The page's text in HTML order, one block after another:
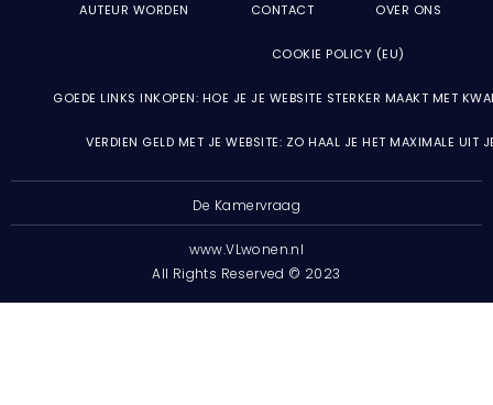
AUTEUR WORDEN CONTACT OVER ONS
COOKIE POLICY (EU)
GOEDE LINKS INKOPEN: HOE JE JE WEBSITE STERKER MAAKT MET
VERDIEN GELD MET JE WEBSITE: ZO HAAL JE HET MAXIMALE UIT
De Kamervraag
www.VLwonen.nl
All Rights Reserved © 2023